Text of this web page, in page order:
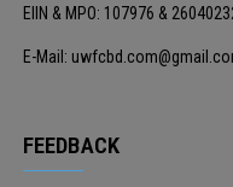
EIIN & MPO: 107976 &
E-Mail:
FEEDBACK